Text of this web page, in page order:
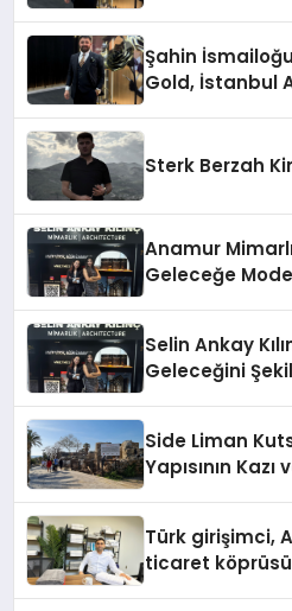
Şahin
Gold, İstanbul
Sterk Berzah
Anamur
Geleceğe
Selin Ankay
Geleceğini
Side Liman
Yapısının
Türk girişimci,
ticaret